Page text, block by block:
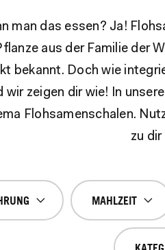
man das essen? Ja!
aus der Familie der
bekannt. Doch wie
wir zeigen dir wie! In
Flohsamenschalen.
zu
MAHLZEIT